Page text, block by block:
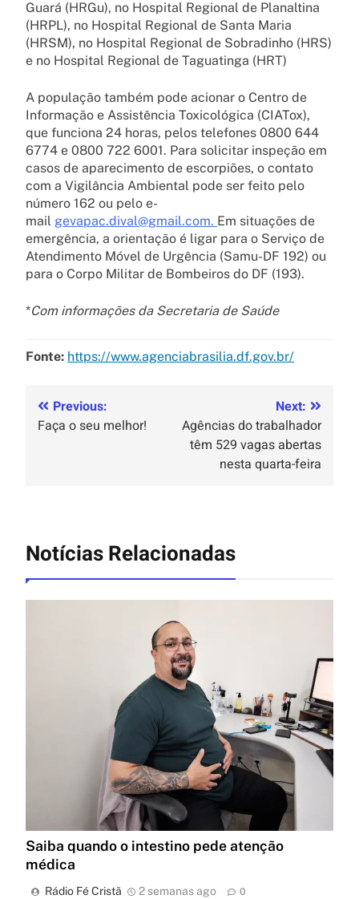
Guará (HRGu), no Hospital Regional de Planaltina
(HRPL), no Hospital Regional de Santa Maria
(HRSM), no Hospital Regional de Sobradinho (HRS)
e no Hospital Regional de Taguatinga (HRT)
A população também pode acionar o Centro de
Informação e Assistência Toxicológica (CIATox),
que funciona 24 horas, pelos telefones 0800 644
6774 e 0800 722 6001. Para solicitar inspeção em
casos de aparecimento de escorpiões, o contato
com a Vigilância Ambiental pode ser feito pelo
número 162 ou pelo e-
mail gevapac.dival@gmail.com. Em situações de
emergência, a orientação é ligar para o Serviço de
Atendimento Móvel de Urgência (Samu-DF 192) ou
para o Corpo Militar de Bombeiros do DF (193).
*Com informações da Secretaria de Saúde
Fonte: https://www.agenciabrasilia.df.gov.br/
Previous:
Faça o seu melhor!
Next:
Agências do trabalhador
têm 529 vagas abertas
nesta quarta-feira
Notícias Relacionadas
Saiba quando o intestino pede atenção
médica
Rádio Fé Cristã 2 semanas ago 0